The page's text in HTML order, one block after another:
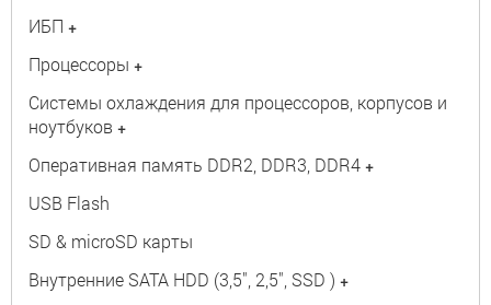
ИБП +
Процессоры +
Системы охлаждения для процессоров, корпусов и
ноутбуков +
Оперативная память DDR2, DDR3, DDR4 +
USB Flash
SD & microSD карты
Внутренние SATA HDD (3,5", 2,5", SSD ) +